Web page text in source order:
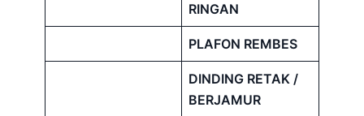
RINGAN
PLAFON REMBES
DINDING RETAK /
BERJAMUR